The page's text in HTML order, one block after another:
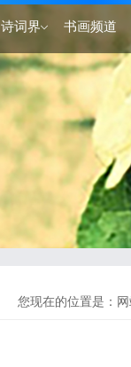
诗词界 书画频道
您现在的位置是：